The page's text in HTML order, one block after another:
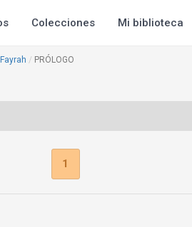
Colecciones Mi biblioteca
Fayrah PRÓLOGO
1